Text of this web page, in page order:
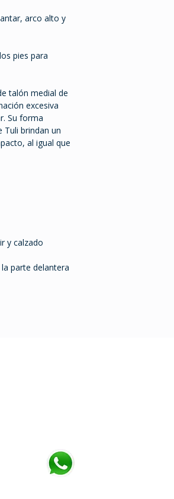
arco alto y
pies para
talón medial de
excesiva
Su forma
Tuli brindan un
al igual que
y calzado
parte delantera